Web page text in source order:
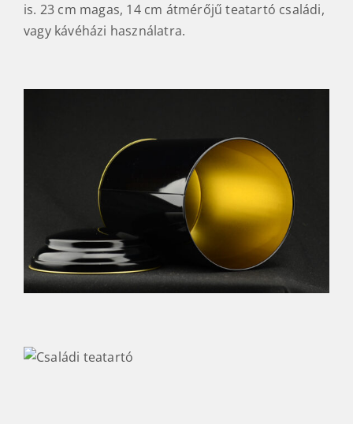
is. 23 cm magas, 14 cm átmérőjű teatartó családi,
vagy kávéházi használatra.